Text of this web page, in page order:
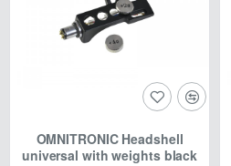
OMNITRONIC Headshell
universal with weights black